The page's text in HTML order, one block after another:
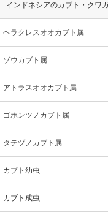
インドネシアのカブト・クワ
ヘラクレスオオカブト属
ゾウカブト属
アトラスオオカブト属
ゴホンツノカブト属
タテヅノカブト属
カブト幼虫
カブト成虫